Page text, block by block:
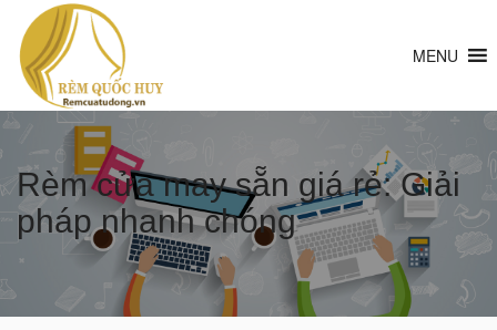
MENU
Rèm cửa may sẵn giá rẻ: Giải
pháp nhanh chóng